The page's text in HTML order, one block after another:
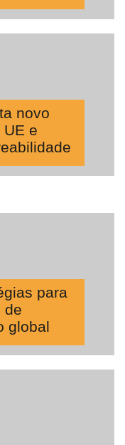
novo
e
para
de
global